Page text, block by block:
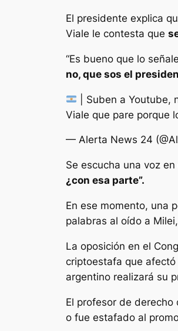
El presidente explica
Viale le contesta que
“Es bueno que lo
no, que sos el
| Suben a Youtube,
Viale que pare porque
— Alerta News 24
Se escucha una voz
¿con esa parte”.
En ese momento, una
palabras al oído a
La oposición en el
criptoestafa que
argentino realizará su
El profesor de
o fue estafado al